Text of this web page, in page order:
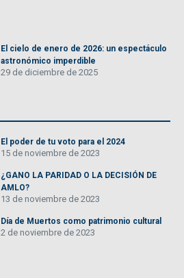
El cielo de enero de 2026: un espectáculo
astronómico imperdible
29 de diciembre de 2025
El poder de tu voto para el 2024
15 de noviembre de 2023
¿GANO LA PARIDAD O LA DECISIÓN DE
AMLO?
13 de noviembre de 2023
Día de Muertos como patrimonio cultural
2 de noviembre de 2023